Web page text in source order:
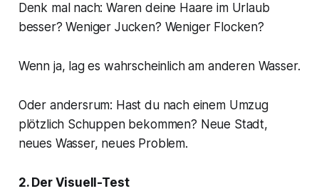
Denk mal nach: Waren deine Haare im Urlaub
besser? Weniger Jucken? Weniger Flocken?
Wenn ja, lag es wahrscheinlich am anderen Wasser.
Oder andersrum: Hast du nach einem Umzug
plötzlich Schuppen bekommen? Neue Stadt,
neues Wasser, neues Problem.
2. Der Visuell-Test